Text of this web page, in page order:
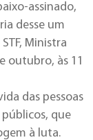
assinado,
desse um
Ministra
outubro, às 11
das pessoas
públicos, que
à luta.